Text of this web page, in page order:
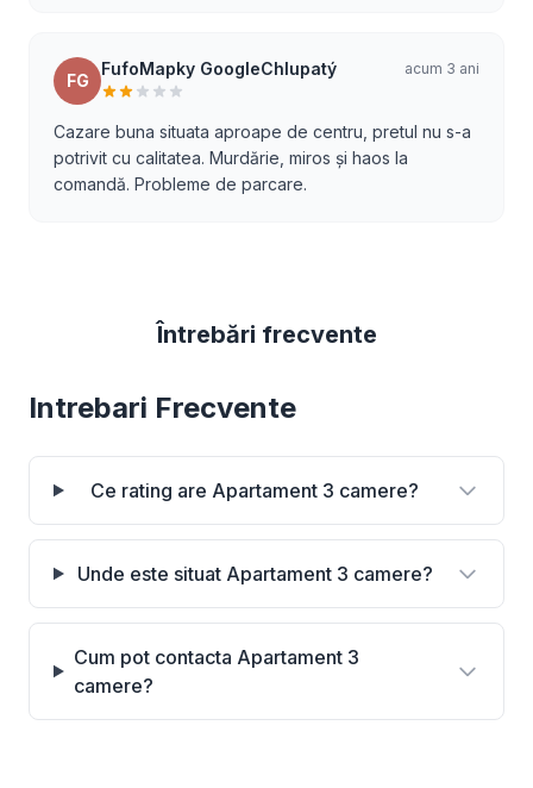
FG
FufoMapky GoogleChlupatý acum 3 ani
Cazare buna situata aproape de centru, pretul nu s-a
potrivit cu calitatea. Murdărie, miros și haos la
comandă. Probleme de parcare.
Întrebări frecvente
Intrebari Frecvente
Ce rating are Apartament 3 camere?
Unde este situat Apartament 3 camere?
Cum pot contacta Apartament 3
camere?